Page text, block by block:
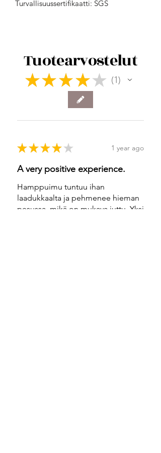
Turvallisuussertifikaatti: SGS
Tuotearvostelut
★ ★ ★ ★ ★ 1
1
★ ★ ★ ★ ★ 1 year ago
A very positive experience.
Hamppuimu tuntuu ihan
laadukkaalta ja pehmenee hieman
pesussa, mikä on mukava juttu. Yksi